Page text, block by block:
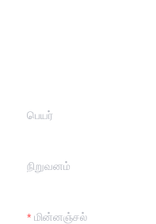
பெயர்
நிறுவனம்
மின்னஞ்சல்